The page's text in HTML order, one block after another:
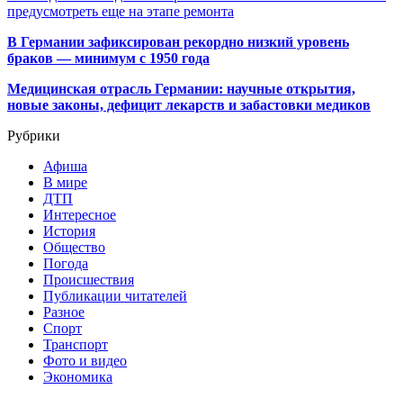
предусмотреть еще на этапе ремонта
В Германии зафиксирован рекордно низкий уровень
браков — минимум с 1950 года
Медицинская отрасль Германии: научные открытия,
новые законы, дефицит лекарств и забастовки медиков
Рубрики
Афиша
В мире
ДТП
Интересное
История
Общество
Погода
Происшествия
Публикации читателей
Разное
Спорт
Транспорт
Фото и видео
Экономика